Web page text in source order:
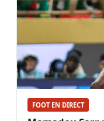
FOOT EN DIRECT